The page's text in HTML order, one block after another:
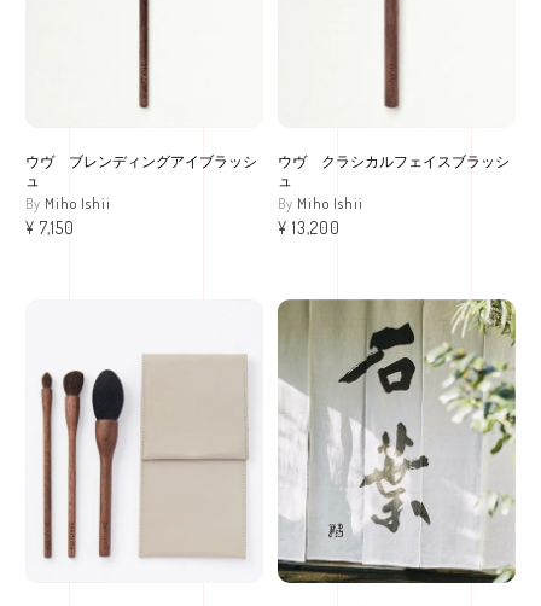
ウヴ ブレンディングアイブラッシ
ュ
Miho Ishii
¥ 7,150
ウヴ クラシカルフェイスブラッシ
ュ
Miho Ishii
¥ 13,200